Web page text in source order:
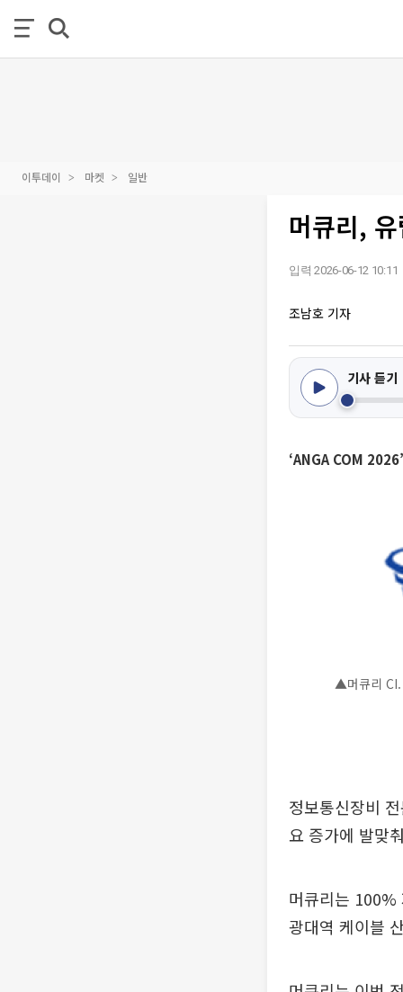
이투데이 마켓 일반
머큐리,
입력 2026-06-12 10:11
조남호 기자
기사 듣기
‘ANGA COM
▲머큐리 CI.
정보통신장비
요 증가에 발맞
머큐리는 100%
광대역 케이블